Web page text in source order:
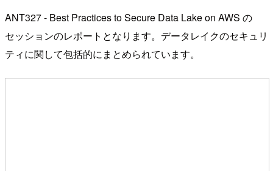
ANT327 - Best Practices to Secure Data Lake on AWS の
セッションのレポートとなります。データレイクのセキュリ
ティに関して包括的にまとめられています。